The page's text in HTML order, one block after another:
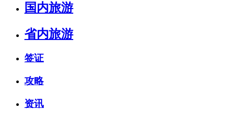
国内旅游
省内旅游
签证
攻略
资讯